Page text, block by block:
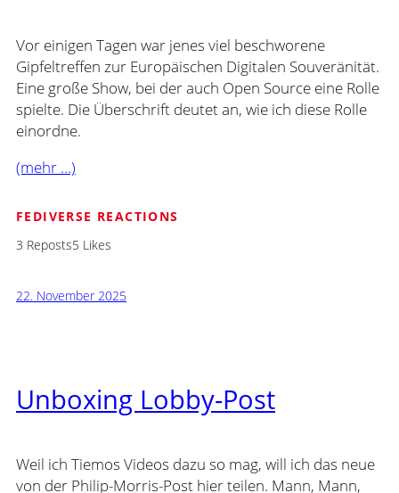
Vor einigen Tagen war jenes viel beschworene
Gipfeltreffen zur Europäischen Digitalen Souveränität.
Eine große Show, bei der auch Open Source eine Rolle
spielte. Die Überschrift deutet an, wie ich diese Rolle
einordne.
(mehr …)
FEDIVERSE REACTIONS
3 Reposts5 Likes
22. November 2025
Unboxing Lobby-Post
Weil ich Tiemos Videos dazu so mag, will ich das neue
von der Philip-Morris-Post hier teilen. Mann, Mann,